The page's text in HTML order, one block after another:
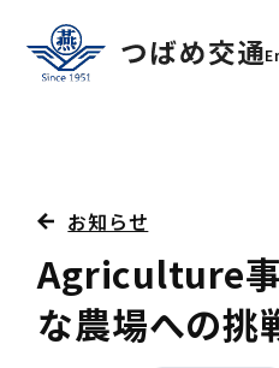
お知らせ
Agriculture
な農場への挑